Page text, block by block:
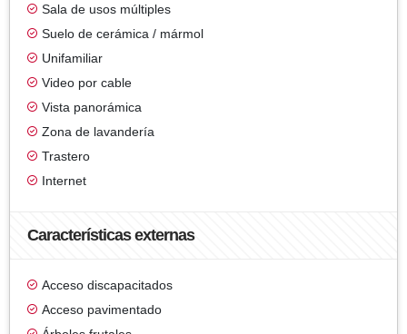
Sala de usos múltiples
Suelo de cerámica / mármol
Unifamiliar
Video por cable
Vista panorámica
Zona de lavandería
Trastero
Internet
Características externas
Acceso discapacitados
Acceso pavimentado